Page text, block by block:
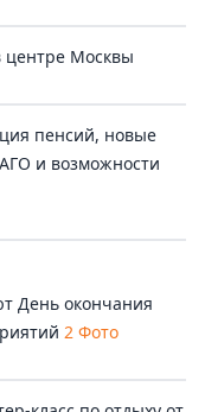
центре Москвы
пенсий, новые
и возможности
День окончания
2 Фото